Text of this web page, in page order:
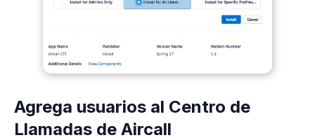
Agrega usuarios al Centro de
Llamadas de Aircall